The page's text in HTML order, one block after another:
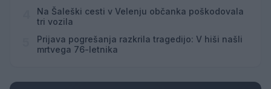
Na Šaleški cesti v Velenju občanka poškodovala
tri vozila
Prijava pogrešanja razkrila tragedijo: V hiši našli
mrtvega 76-letnika